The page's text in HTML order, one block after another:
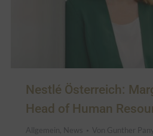
Nestlé Österreich:
Head of Human
Allgemein, News Von Gunther Pany